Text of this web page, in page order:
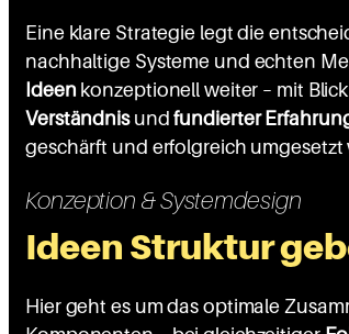
Eine klare Strategie legt die
nachhaltige Systeme und echten
Ideen konzeptionell weiter – mit
Verständnisundfundierter
geschärft und erfolgreich umgesetzt
Konzeption & Systemdesign
Ideen Struktur
Hier geht es um das optimale